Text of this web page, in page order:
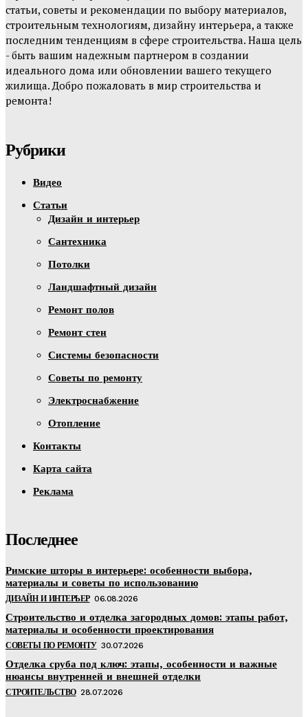
статьи, советы и рекомендации по выбору материалов,
строительным технологиям, дизайну интерьера, а также
последним тенденциям в сфере строительства. Наша цель
- быть вашим надежным партнером в создании
идеального дома или обновлении вашего текущего
жилища. Добро пожаловать в мир строительства и
ремонта!
Рубрики
Видео
Статьи
Дизайн и интерьер
Сантехника
Потолки
Ландшафтный дизайн
Ремонт полов
Ремонт стен
Системы безопасности
Советы по ремонту
Электроснабжение
Отопление
Контакты
Карта сайта
Реклама
Последнее
Римские шторы в интерьере: особенности выбора,
материалы и советы по использованию
ДИЗАЙН И ИНТЕРЬЕР 06.08.2026
Строительство и отделка загородных домов: этапы работ,
материалы и особенности проектирования
СОВЕТЫ ПО РЕМОНТУ 30.07.2026
Отделка сруба под ключ: этапы, особенности и важные
нюансы внутренней и внешней отделки
СТРОИТЕЛЬСТВО 28.07.2026